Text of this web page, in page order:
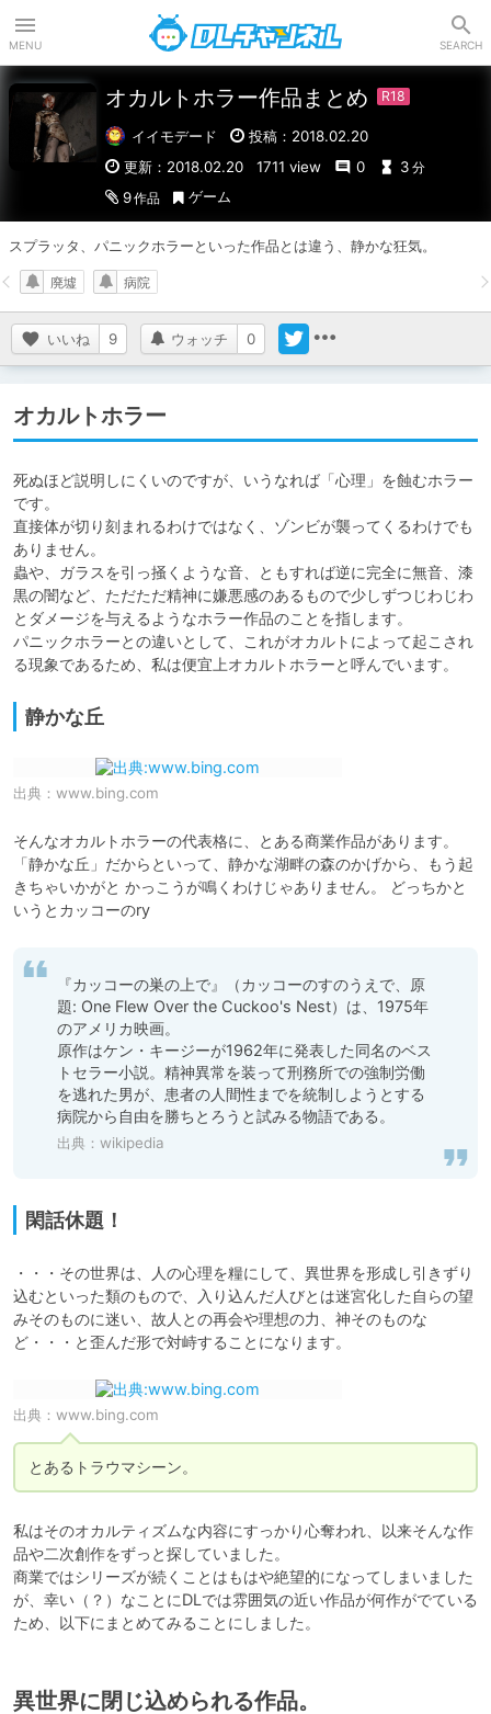
MENU SEARCH
オカルトホラー作品まとめ
イイモデード
投稿：2018.02.20
更新：2018.02.20
1711 view 0 3 分
9作品 ゲーム
スプラッタ、パニックホラーといった作品とは違う、静かな狂気。
いいね 9 ウォッチ 0
廃墟 病院
オカルトホラー
死ぬほど説明しにくいのですが、いうなれば「心理」を蝕むホラー
です。
直接体が切り刻まれるわけではなく、ゾンビが襲ってくるわけでも
ありません。
蟲や、ガラスを引っ掻くような音、ともすれば逆に完全に無音、漆
黒の闇など、ただただ精神に嫌悪感のあるもので少しずつじわじわ
とダメージを与えるようなホラー作品のことを指します。
パニックホラーとの違いとして、これがオカルトによって起こされ
る現象であるため、私は便宜上オカルトホラーと呼んでいます。
静かな丘
出典： www.bing.com
そんなオカルトホラーの代表格に、とある商業作品があります。
「静かな丘」だからといって、静かな湖畔の森のかげから、もう起
きちゃいかがと かっこうが鳴くわけじゃありません。 どっちかと
いうとカッコーのry
『カッコーの巣の上で』（カッコーのすのうえで、原
題: One Flew Over the Cuckoo's Nest）は、1975年
のアメリカ映画。
原作はケン・キージーが1962年に発表した同名のベス
トセラー小説。精神異常を装って刑務所での強制労働
を逃れた男が、患者の人間性までを統制しようとする
病院から自由を勝ちとろうと試みる物語である。
出典： wikipedia
閑話休題！
・・・その世界は、人の心理を糧にして、異世界を形成し引きずり
込むといった類のもので、入り込んだ人びとは迷宮化した自らの望
みそのものに迷い、故人との再会や理想の力、神そのものな
ど・・・と歪んだ形で対峙することになります。
出典： www.bing.com
とあるトラウマシーン。
私はそのオカルティズムな内容にすっかり心奪われ、以来そんな作
品や二次創作をずっと探していました。
商業ではシリーズが続くことはもはや絶望的になってしまいました
が、幸い（？）なことにDLでは雰囲気の近い作品が何作がでている
ため、以下にまとめてみることにしました。
異世界に閉じ込められる作品。